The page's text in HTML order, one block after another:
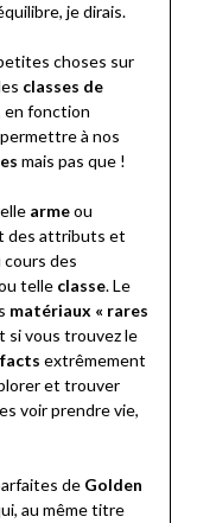
je dirais.
choses sur
classes de
en fonction
à nos
mais pas que !
armeou
des attributs et
cours des
telle classe. Le
matériaux « rares
si vous trouvez le
extrêmement
et trouver
voir prendre vie,
de Golden
au même titre